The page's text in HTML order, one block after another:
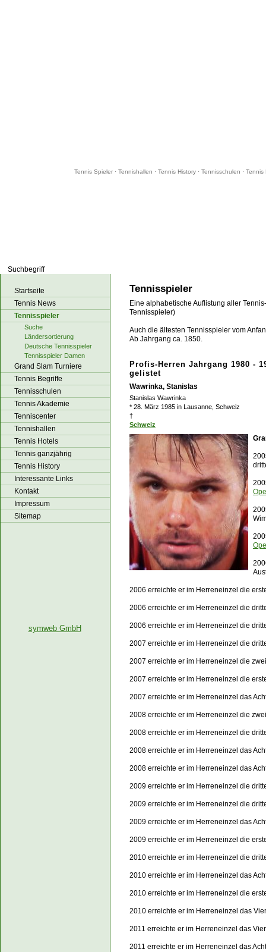
Tennis Spieler· Tennishallen · Tennis History· Tennisschulen · Tennis
Tennisspieler
Eine alphabetische Auflistung aller
Tennisspieler)
Auch die ältesten Tennisspieler vom
Ab Jahrgang ca. 1850.
Profis-Herren Jahrgang 1980 -
gelistet
Wawrinka, Stanislas
Stanislas Wawrinka
* 28. März 1985 in Lausanne, Schweiz
†
Schweiz
2006 erreichte er im Herreneinzel die
2006 erreichte er im Herreneinzel die
2006 erreichte er im Herreneinzel die
2007 erreichte er im Herreneinzel die
2007 erreichte er im Herreneinzel die
2007 erreichte er im Herreneinzel die
2007 erreichte er im Herreneinzel das
2008 erreichte er im Herreneinzel die
2008 erreichte er im Herreneinzel die
2008 erreichte er im Herreneinzel das
2008 erreichte er im Herreneinzel das
2009 erreichte er im Herreneinzel die
2009 erreichte er im Herreneinzel die
2009 erreichte er im Herreneinzel das
2009 erreichte er im Herreneinzel die
2010 erreichte er im Herreneinzel die
2010 erreichte er im Herreneinzel das
2010 erreichte er im Herreneinzel die
2010 erreichte er im Herreneinzel das
2011 erreichte er im Herreneinzel das
2011 erreichte er im Herreneinzel das
Startseite
Tennis News
Tennisspieler
Suche
Ländersortierung
Deutsche Tennisspieler
Tennisspieler Damen
Grand Slam Turniere
Tennis Begriffe
Tennisschulen
Tennis Akademie
Tenniscenter
Tennishallen
Tennis Hotels
Tennis ganzjährig
Tennis History
Interessante Links
Kontakt
Impressum
Sitemap
symweb GmbH